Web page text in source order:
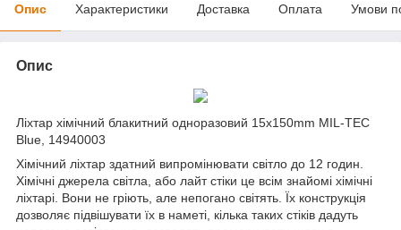
Опис Характеристики Доставка Оплата Умови
Опис
Ліхтар хімічний блакитний одноразовий 15х150mm MIL-TEC
Blue, 14940003
Хімічний ліхтар здатний випромінювати світло до 12 годин.
Хімічні джерела світла, або лайт стіки це всім знайомі хімічні
ліхтарі. Вони не гріють, але непогано світять. Їх конструкція
дозволяє підвішувати їх в наметі, кілька таких стіків дадуть